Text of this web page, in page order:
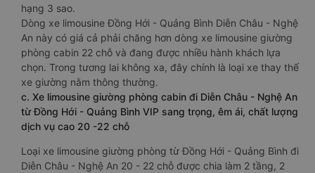
hạng 3 sao.
Dòng xe limousine Đồng Hới - Quảng Bình Diễn Châu - Nghệ
An này có giá cả phải chăng hơn dòng xe limousine giường
phòng cabin 22 chỗ và đang được nhiều hành khách lựa
chọn. Trong tương lai không xa, đây chính là loại xe thay thế
xe giường nằm thông thường.
c. Xe limousine giường phòng cabin đi Diễn Châu - Nghệ An
từ Đồng Hới - Quảng Bình VIP sang trọng, êm ái, chất lượng
dịch vụ cao 20 -22 chỗ
Loại xe limousine giường phòng từ Đồng Hới - Quảng Bình đi
Diễn Châu - Nghệ An 20 - 22 chỗ được chia làm 2 tầng, 2